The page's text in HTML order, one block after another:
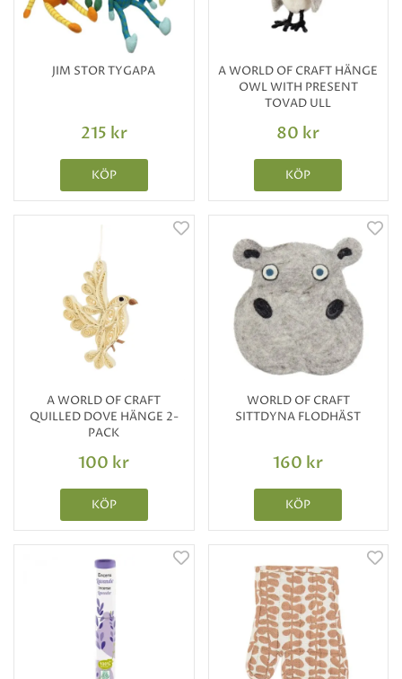
JIM STOR TYGAPA
215 kr
KÖP
A WORLD OF CRAFT HÄNGE
OWL WITH PRESENT
TOVAD ULL
80 kr
KÖP
A WORLD OF CRAFT
QUILLED DOVE HÄNGE 2-
PACK
100 kr
KÖP
WORLD OF CRAFT
SITTDYNA FLODHÄST
160 kr
KÖP